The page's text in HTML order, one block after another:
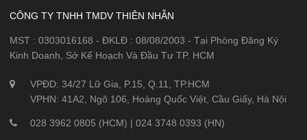
CÔNG TY TNHH TMDV THIÊN NHẪN
MST : 0303016168 - ĐKLĐ : 08/08/2003 - Tại Phòng Đăng Ký
Kinh Doanh, Sở Kế Hoạch Và Đầu Tư TP. HCM
VPĐD: 34/27 Lữ Gia, P.15, Q.11, TP.HCM
VPHN: 41A2, Ngõ 106, Hoàng Quốc Việt, Cầu Giấy, Hà Nội
028 3962 0805 (HCM) | 024 3748 0393 (HN)